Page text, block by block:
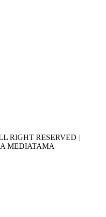
RIGHT RESERVED |
MEDIATAMA